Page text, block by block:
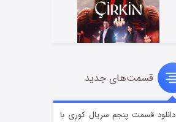
سریال زشت
قسمت۲ (زیرنویس) منتشر شد
قسمت‌های جدید
دانلود قسمت پنجم سریال کوری با